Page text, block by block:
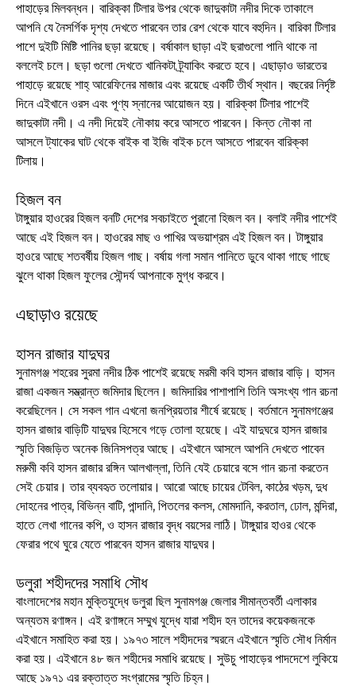
পাহাড়ের মিলবন্ধন। বারিক্কা টিলার উপর থেকে জাদুকাটা নদীর দিকে তাকালে
আপনি যে নৈসর্গিক দৃশ্য দেখতে পারবেন তার রেশ থেকে যাবে বহুদিন। বারিকা টিলার
পাশে দুইটি মিষ্টি পানির ছড়া রয়েছে। বর্ষাকাল ছাড়া এই ছরাগুলো পানি থাকে না
বললেই চলে। ছড়া গুলো দেখতে খানিকটা ট্র্যাকিং করতে হবে। এছাড়াও ভারতের
পাহাড়ে রয়েছে শাহ্ আরেফিনের মাজার এবং রয়েছে একটি তীর্থ স্থান। বছরের নির্দৃষ্ট
দিনে এইখানে ওরস এবং পূণ্য স্নানের আয়োজন হয়। বারিক্কা টিলার পাশেই
জাদুকাটা নদী। এ নদী দিয়েই নৌকায় করে আসতে পারবেন। কিন্ত নৌকা না
আসলে ট্যাকের ঘাট থেকে বাইক বা ইজি বাইক চলে আসতে পারবেন বারিক্কা
টিলায়।
হিজল বন
টাঙ্গুয়ার হাওরের হিজল বনটি দেশের সবচাইতে পুরানো হিজল বন। বলাই নদীর পাশেই
আছে এই হিজল বন। হাওরের মাছ ও পাখির অভয়াশ্রম এই হিজল বন। টাঙ্গুয়ার
হাওরে আছে শতবর্ষীয় হিজল গাছ। বর্ষায় গলা সমান পানিতে ডুবে থাকা গাছে গাছে
ঝুলে থাকা হিজল ফুলের সৌন্দর্য আপনাকে মুগ্ধ করবে।
এছাড়াও রয়েছে
হাসন রাজার যাদুঘর
সুনামগঞ্জ শহরের সুরমা নদীর ঠিক পাশেই রয়েছে মরমী কবি হাসন রাজার বাড়ি। হাসন
রাজা একজন সম্ভ্রান্ত জমিদার ছিলেন। জমিদারির পাশাপাশি তিনি অসংখ্য গান রচনা
করেছিলেন। সে সকল গান এখনো জনপ্রিয়তার শীর্ষে রয়েছে। বর্তমানে সুনামগঞ্জের
হাসন রাজার বাড়িটি যাদুঘর হিসেবে গড়ে তোলা হয়েছে। এই যাদুঘরে হাসন রাজার
স্মৃতি বিজড়িত অনেক জিনিসপত্র আছে। এইখানে আসলে আপনি দেখতে পাবেন
মরুমী কবি হাসন রাজার রঙ্গিন আলখাল্লা, তিনি যেই চেয়ারে বসে গান রচনা করতেন
সেই চেয়ার। তার ব্যবহৃত তলোয়ার। আরো আছে চায়ের টেবিল, কাঠের খড়ম, দুধ
দোহনের পাত্র, বিভিন্ন বাটি, পান্দানি, পিতলের কলস, মোমদানি, করতাল, ঢোল, মন্দিরা,
হাতে লেখা গানের কপি, ও হাসন রাজার বৃদ্ধ বয়সের লাঠি। টাঙ্গুয়ার হাওর থেকে
ফেরার পথে ঘুরে যেতে পারবেন হাসন রাজার যাদুঘর।
ডলুরা শহীদদের সমাধি সৌধ
বাংলাদেশের মহান মুক্তিযুদ্ধে ডলুরা ছিল সুনামগঞ্জ জেলার সীমান্তবর্তী এলাকার
অন্যতম রণাঙ্গন। এই রণাঙ্গনে সম্মুখ যুদ্ধে যারা শহীদ হন তাদের কয়েকজনকে
এইখানে সমাহিত করা হয়। ১৯৭৩ সালে শহীদদের স্মরনে এইখানে স্মৃতি সৌধ নির্মান
করা হয়। এইখানে ৪৮ জন শহীদের সমাধি রয়েছে। সুউচু পাহাড়ের পাদদেশে লুকিয়ে
আছে ১৯৭১ এর রক্তাত্ত সংগ্রামের স্মৃতি চিহ্ন।